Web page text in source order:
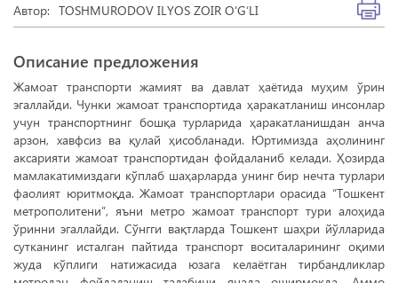
Автор: TOSHMURODOV ILYOS ZOIR O‘G‘LI
Описание предложения
Жамоат транспорти жамият ва давлат ҳаётида муҳим ўрин
эгаллайди. Чунки жамоат транспортида ҳаракатланиш инсонлар
учун транспортнинг бошқа турларида ҳаракатланишдан анча
арзон, хавфсиз ва қулай ҳисобланади. Юртимизда аҳолининг
аксарияти жамоат транспортидан фойдаланиб келади. Ҳозирда
мамлакатимиздаги кўплаб шаҳарларда унинг бир нечта турлари
фаолият юритмоқда. Жамоат транспортлари орасида “Тошкент
метрополитени”, яъни метро жамоат транспорт тури алоҳида
ўринни эгаллайди. Сўнгги вақтларда Тошкент шаҳри йўлларида
сутканинг исталган пайтида транспорт воситаларининг оқими
жуда кўплиги натижасида юзага келаётган тирбандликлар